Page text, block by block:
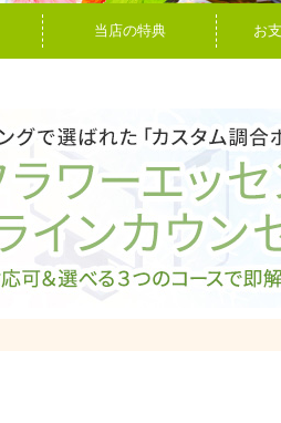
当店の特典 お